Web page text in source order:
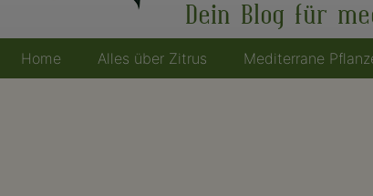
Dein Blog für
Hauptnavigation
Home Alles über Zitrus Mediterrane